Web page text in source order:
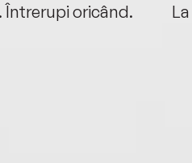
Întrerupi oricând.